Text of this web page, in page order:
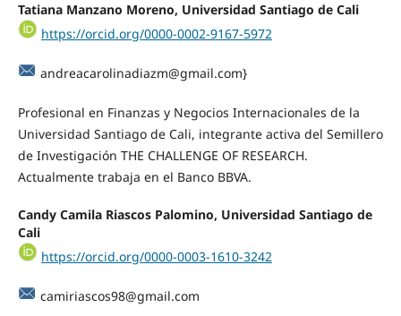
Tatiana Manzano Moreno, Universidad Santiago de Cali
https://orcid.org/0000-0002-9167-5972
andreacarolinadiazm@gmail.com}
Profesional en Finanzas y Negocios Internacionales de la
Universidad Santiago de Cali, integrante activa del Semillero
de Investigación THE CHALLENGE OF RESEARCH.
Actualmente trabaja en el Banco BBVA.
Candy Camila Riascos Palomino, Universidad Santiago de
Cali
https://orcid.org/0000-0003-1610-3242
camiriascos98@gmail.com